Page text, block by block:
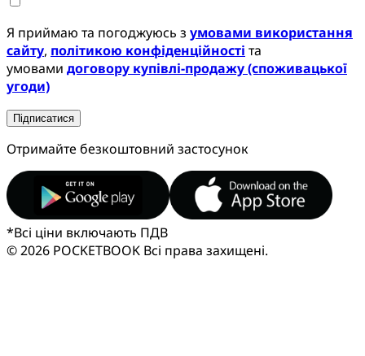
Я приймаю та погоджуюсь з умовами використання
сайту, політикою конфіденційності та
умовами договору купівлі-продажу (споживацької
угоди)
Підписатися
Отримайте безкоштовний застосунок
*Всі ціни включають ПДВ
© 2026 POCKETBOOK Всі права захищені.